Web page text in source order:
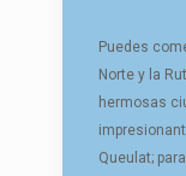
Puedes
Norte y la
hermosas
Queulat;